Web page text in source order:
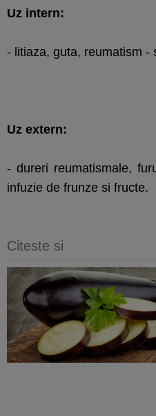
Uz intern:
- litiaza, guta, reumatism -
Uz extern:
- dureri reumatismale,
infuzie de frunze si fructe.
Citeste si